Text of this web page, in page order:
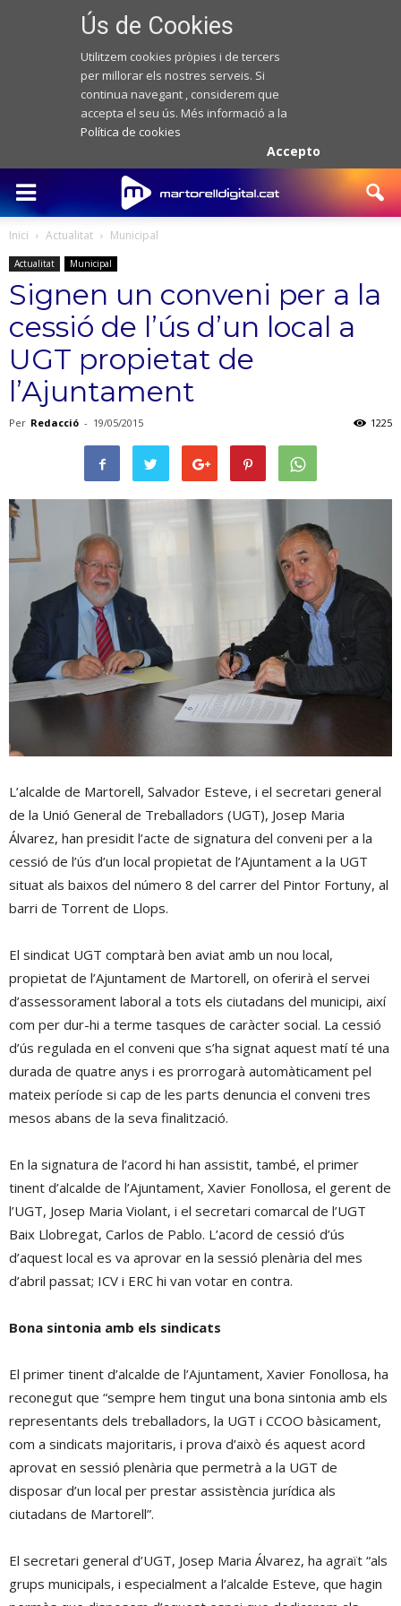
Ús de Cookies
Utilitzem cookies pròpies i de tercers
per millorar els nostres serveis. Si
continua navegant , considerem que
accepta el seu ús. Més informació a la
Política de cookies
Accepto
Inici Actualitat Municipal
Actualitat Municipal
Signen un conveni per a la
cessió de l’ús d’un local a
UGT propietat de
l’Ajuntament
Per Redacció - 19/05/2015 1225
L’alcalde de Martorell, Salvador Esteve, i el secretari general
de la Unió General de Treballadors (UGT), Josep Maria
Álvarez, han presidit l’acte de signatura del conveni per a la
cessió de l’ús d’un local propietat de l’Ajuntament a la UGT
situat als baixos del número 8 del carrer del Pintor Fortuny, al
barri de Torrent de Llops.
El sindicat UGT comptarà ben aviat amb un nou local,
propietat de l’Ajuntament de Martorell, on oferirà el servei
d’assessorament laboral a tots els ciutadans del municipi, així
com per dur-hi a terme tasques de caràcter social. La cessió
d’ús regulada en el conveni que s’ha signat aquest matí té una
durada de quatre anys i es prorrogarà automàticament pel
mateix període si cap de les parts denuncia el conveni tres
mesos abans de la seva finalització.
En la signatura de l’acord hi han assistit, també, el primer
tinent d’alcalde de l’Ajuntament, Xavier Fonollosa, el gerent de
l’UGT, Josep Maria Violant, i el secretari comarcal de l’UGT
Baix Llobregat, Carlos de Pablo. L’acord de cessió d’ús
d’aquest local es va aprovar en la sessió plenària del mes
d’abril passat; ICV i ERC hi van votar en contra.
Bona sintonia amb els sindicats
El primer tinent d’alcalde de l’Ajuntament, Xavier Fonollosa, ha
reconegut que “sempre hem tingut una bona sintonia amb els
representants dels treballadors, la UGT i CCOO bàsicament,
com a sindicats majoritaris, i prova d’això és aquest acord
aprovat en sessió plenària que permetrà a la UGT de
disposar d’un local per prestar assistència jurídica als
ciutadans de Martorell”.
El secretari general d’UGT, Josep Maria Álvarez, ha agraït “als
grups municipals, i especialment a l’alcalde Esteve, que hagin